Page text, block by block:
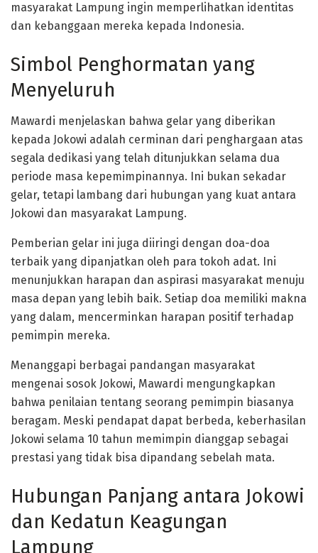
masyarakat Lampung ingin memperlihatkan identitas
dan kebanggaan mereka kepada Indonesia.
Simbol Penghormatan yang
Menyeluruh
Mawardi menjelaskan bahwa gelar yang diberikan
kepada Jokowi adalah cerminan dari penghargaan atas
segala dedikasi yang telah ditunjukkan selama dua
periode masa kepemimpinannya. Ini bukan sekadar
gelar, tetapi lambang dari hubungan yang kuat antara
Jokowi dan masyarakat Lampung.
Pemberian gelar ini juga diiringi dengan doa-doa
terbaik yang dipanjatkan oleh para tokoh adat. Ini
menunjukkan harapan dan aspirasi masyarakat menuju
masa depan yang lebih baik. Setiap doa memiliki makna
yang dalam, mencerminkan harapan positif terhadap
pemimpin mereka.
Menanggapi berbagai pandangan masyarakat
mengenai sosok Jokowi, Mawardi mengungkapkan
bahwa penilaian tentang seorang pemimpin biasanya
beragam. Meski pendapat dapat berbeda, keberhasilan
Jokowi selama 10 tahun memimpin dianggap sebagai
prestasi yang tidak bisa dipandang sebelah mata.
Hubungan Panjang antara Jokowi
dan Kedatun Keagungan
Lampung